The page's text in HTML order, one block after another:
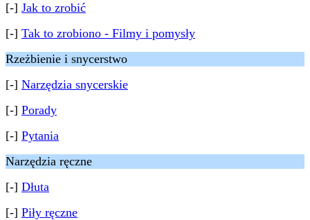
[-] Jak to zrobić
[-] Tak to zrobiono - Filmy i pomysły
Rzeżbienie i snycerstwo
[-] Narzędzia snycerskie
[-] Porady
[-] Pytania
Narzędzia ręczne
[-] Dłuta
[-] Piły ręczne